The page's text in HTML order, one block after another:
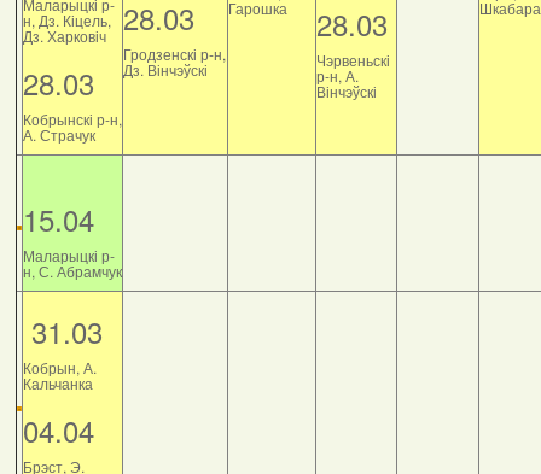
Маларыцкі р-
н, Дз. Кіцель,
Дз. Харковіч
28.03
Кобрынскі р-н,
А. Страчук
28.03
Гродзенскі р-н,
Дз. Вінчэўскі
Гарошка 28.03
Чэрвеньскі
р-н, А.
Вінчэўскі
Шкабара
15.04
Маларыцкі р-
н, С. Абрамчук
31.03
Кобрын, А.
Кальчанка
04.04
Брэст, Э.